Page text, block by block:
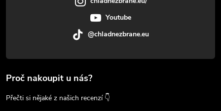
Youtube
@chladnezbrane.eu
Proč nakoupit u nás?
Přečti si nějaké z našich recenzí 👇